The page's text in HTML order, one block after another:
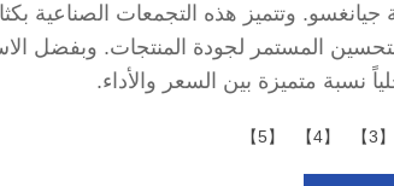
جيانغسو. وتتميز هذه التجمعات الصناعية
المستمر لجودة المنتجات. وبفضل
نسبة متميزة بين السعر والأداء.
【3】
【4】
【5】